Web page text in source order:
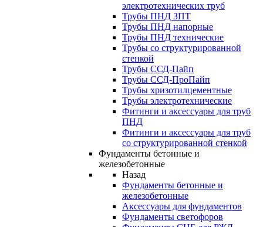
электротехнических труб
Трубы ПНД ЗПТ
Трубы ПНД напорные
Трубы ПНД технические
Трубы со структурированной
стенкой
Трубы ССД-Пайп
Трубы ССД-ПроПайп
Трубы хризотилцементные
Трубы электротехнические
Фитинги и аксессуары для труб
ПНД
Фитинги и аксессуары для труб
со структурированной стенкой
Фундаменты бетонные и
железобетонные
Назад
Фундаменты бетонные и
железобетонные
Аксессуары для фундаментов
Фундаменты светофоров